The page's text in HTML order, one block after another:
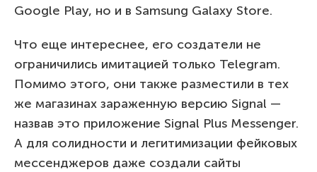
Google Play, но и в Samsung Galaxy Store.
Что еще интереснее, его создатели не
ограничились имитацией только Telegram.
Помимо этого, они также разместили в тех
же магазинах зараженную версию Signal —
назвав это приложение Signal Plus Messenger.
А для солидности и легитимизации фейковых
мессенджеров даже создали сайты